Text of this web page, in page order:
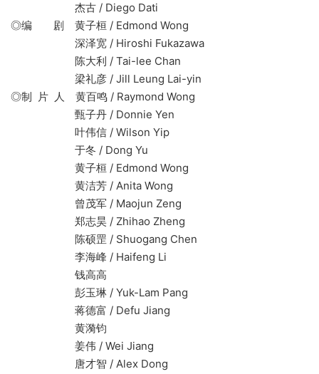
杰古 / Diego Dati
◎编 剧 黄子桓 / Edmond Wong
深泽宽 / Hiroshi Fukazawa
陈大利 / Tai-lee Chan
梁礼彦 / Jill Leung Lai-yin
◎制 片 人 黄百鸣 / Raymond Wong
甄子丹 / Donnie Yen
叶伟信 / Wilson Yip
于冬 / Dong Yu
黄子桓 / Edmond Wong
黄洁芳 / Anita Wong
曾茂军 / Maojun Zeng
郑志昊 / Zhihao Zheng
陈硕罡 / Shuogang Chen
李海峰 / Haifeng Li
钱高高
彭玉琳 / Yuk-Lam Pang
蒋德富 / Defu Jiang
黄漪钧
姜伟 / Wei Jiang
唐才智 / Alex Dong